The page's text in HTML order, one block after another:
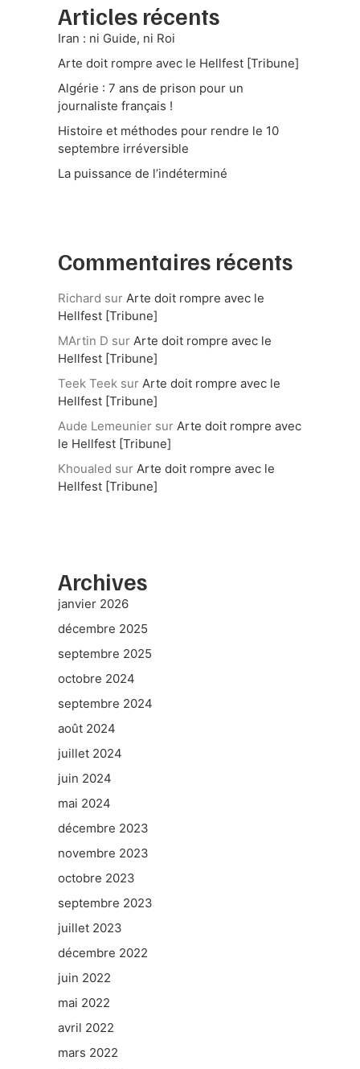
Articles récents
Iran : ni Guide, ni Roi
Arte doit rompre avec le Hellfest [Tribune]
Algérie : 7 ans de prison pour un
journaliste français !
Histoire et méthodes pour rendre le 10
septembre irréversible
La puissance de l’indéterminé
Commentaires récents
Richard sur Arte doit rompre avec le
Hellfest [Tribune]
MArtin D sur Arte doit rompre avec le
Hellfest [Tribune]
Teek Teek sur Arte doit rompre avec le
Hellfest [Tribune]
Aude Lemeunier sur Arte doit rompre avec
le Hellfest [Tribune]
Khoualed sur Arte doit rompre avec le
Hellfest [Tribune]
Archives
janvier 2026
décembre 2025
septembre 2025
octobre 2024
septembre 2024
août 2024
juillet 2024
juin 2024
mai 2024
décembre 2023
novembre 2023
octobre 2023
septembre 2023
juillet 2023
décembre 2022
juin 2022
mai 2022
avril 2022
mars 2022